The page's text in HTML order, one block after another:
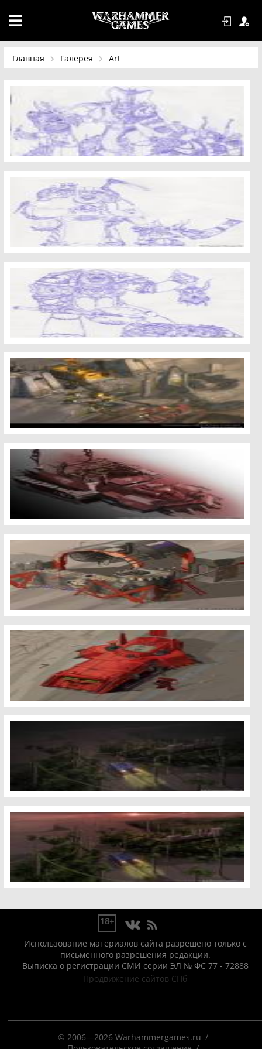
Главная Галерея Art
18+
Использование материалов сайта разрешено только с
письменного разрешения редакции.
Выписка о регистрации СМИ серии ЭЛ № ФС 77 - 72888
Продвижение сайтов СПб
© 2006—2026 Warhammergames.ru